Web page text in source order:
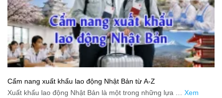
Cẩm nang xuất khẩu lao động Nhật Bản từ A-Z
Xuất khẩu lao động Nhật Bản là một trong những lựa … Xem